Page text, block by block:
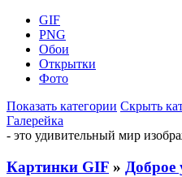
GIF
PNG
Обои
Открытки
Фото
Показать категории Скрыть
Галерейка
- это удивительный мир
Картинки GIF » Доброе